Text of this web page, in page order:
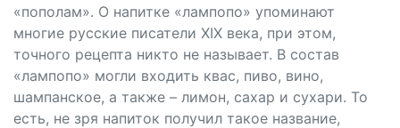
«пополам». О напитке «лампопо» упоминают
многие русские писатели XIX века, при этом,
точного рецепта никто не называет. В состав
«лампопо» могли входить квас, пиво, вино,
шампанское, а также – лимон, сахар и сухари. То
есть, не зря напиток получил такое название,